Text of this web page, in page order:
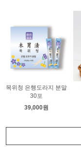
목위청 은행도라지 분말
30포
39,000원